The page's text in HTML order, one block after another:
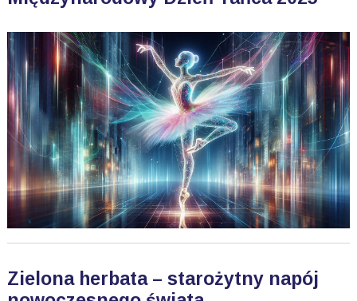
Zielona herbata – starożytny napój